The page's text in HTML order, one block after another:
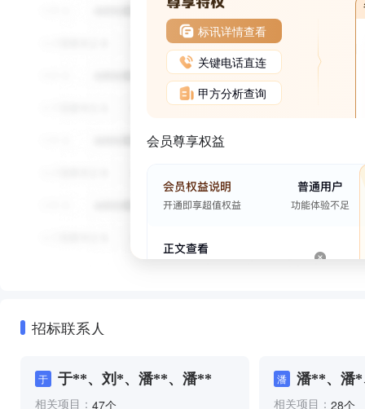
标讯详情查看
关键电话直连
甲方分析查询
会员尊享权益
招标联系人
于 于**、刘*、潘**、潘**
相关项目： 47个
潘 潘**、潘
相关项目： 28个